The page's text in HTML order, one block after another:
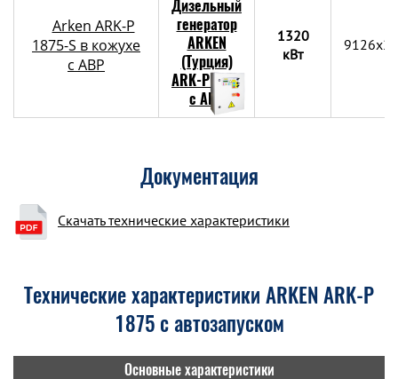
Arken ARK-P
1875-S в кожухе
с АВР
1320
кВт
Документация
Скачать технические характеристики
Технические характеристики ARKEN ARK-P
1875 с автозапуском
Основные характеристики